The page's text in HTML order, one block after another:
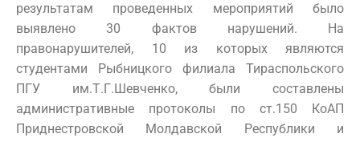
результатам проведенных мероприятий было
выявлено 30 фактов нарушений. На
правонарушителей, 10 из которых являются
студентами Рыбницкого филиала Тираспольского
ПГУ им.Т.Г.Шевченко, были составлены
административные протоколы по ст.150 КоАП
Приднестровской Молдавской Республики и